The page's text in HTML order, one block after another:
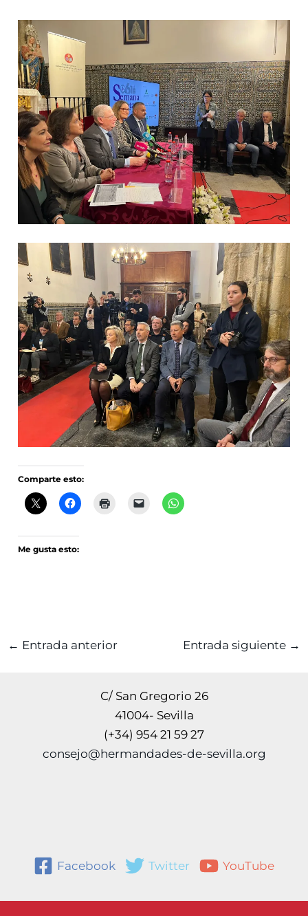
Comparte esto:
Me gusta esto:
← Entrada anterior Entrada siguiente →
C/ San Gregorio 26
41004- Sevilla
(+34) 954 21 59 27
consejo@hermandades-de-sevilla.org
Facebook Twitter YouTube